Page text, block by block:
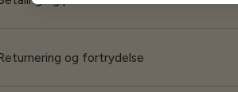
og fortrydelse